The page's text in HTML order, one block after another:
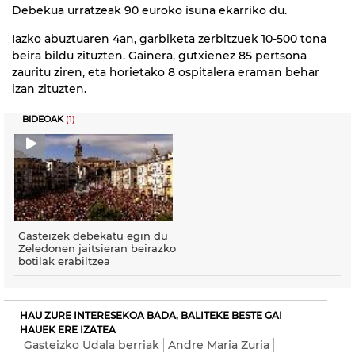
Debekua urratzeak 90 euroko isuna ekarriko du.
Iazko abuztuaren 4an, garbiketa zerbitzuek 10-500 tona
beira bildu zituzten. Gainera, gutxienez 85 pertsona
zauritu ziren, eta horietako 8 ospitalera eraman behar
izan zituzten.
BIDEOAK (1)
Gasteizek debekatu egin du
Zeledonen jaitsieran beirazko
botilak erabiltzea
HAU ZURE INTERESEKOA BADA, BALITEKE BESTE GAI
HAUEK ERE IZATEA
Gasteizko Udala berriak
Andre Maria Zuria